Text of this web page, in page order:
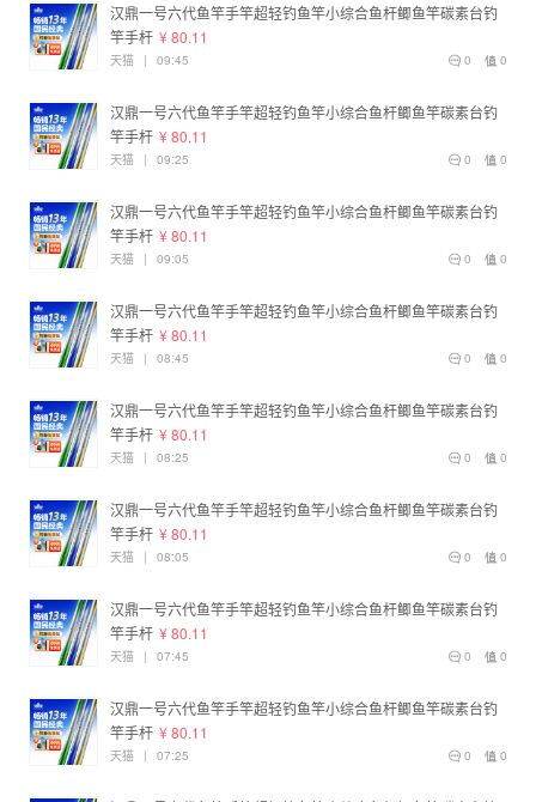
汉鼎一号六代鱼竿手竿超轻钓鱼竿小综合鱼杆鲫鱼竿碳素台钓
竿手杆 ¥ 80.11
0
0
天猫 | 09:45
汉鼎一号六代鱼竿手竿超轻钓鱼竿小综合鱼杆鲫鱼竿碳素台钓
竿手杆 ¥ 80.11
0
0
天猫 | 09:25
汉鼎一号六代鱼竿手竿超轻钓鱼竿小综合鱼杆鲫鱼竿碳素台钓
竿手杆 ¥ 80.11
0
0
天猫 | 09:05
汉鼎一号六代鱼竿手竿超轻钓鱼竿小综合鱼杆鲫鱼竿碳素台钓
竿手杆 ¥ 80.11
0
0
天猫 | 08:45
汉鼎一号六代鱼竿手竿超轻钓鱼竿小综合鱼杆鲫鱼竿碳素台钓
竿手杆 ¥ 80.11
0
0
天猫 | 08:25
汉鼎一号六代鱼竿手竿超轻钓鱼竿小综合鱼杆鲫鱼竿碳素台钓
竿手杆 ¥ 80.11
0
0
天猫 | 08:05
汉鼎一号六代鱼竿手竿超轻钓鱼竿小综合鱼杆鲫鱼竿碳素台钓
竿手杆 ¥ 80.11
0
0
天猫 | 07:45
汉鼎一号六代鱼竿手竿超轻钓鱼竿小综合鱼杆鲫鱼竿碳素台钓
竿手杆 ¥ 80.11
0
0
天猫 | 07:25